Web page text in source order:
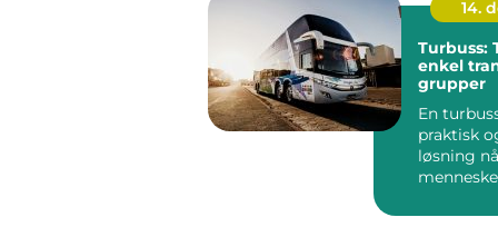
14.
Turbuss:
enkel
grupper
En
praktisk
løsning